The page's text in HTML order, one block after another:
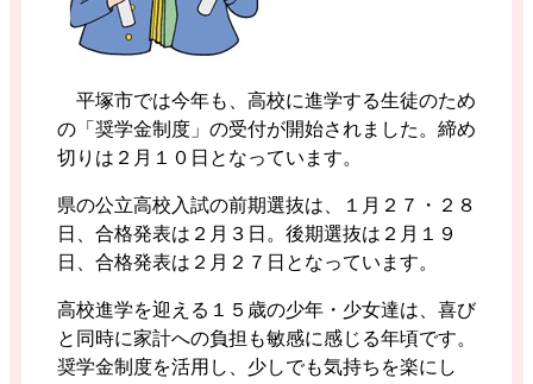
平塚市では今年も、高校に進学する生徒のため
の「奨学金制度」の受付が開始されました。締め
切りは２月１０日となっています。
県の公立高校入試の前期選抜は、１月２７・２８
日、合格発表は２月３日。後期選抜は２月１９
日、合格発表は２月２７日となっています。
高校進学を迎える１５歳の少年・少女達は、喜び
と同時に家計への負担も敏感に感じる年頃です。
奨学金制度を活用し、少しでも気持ちを楽にし